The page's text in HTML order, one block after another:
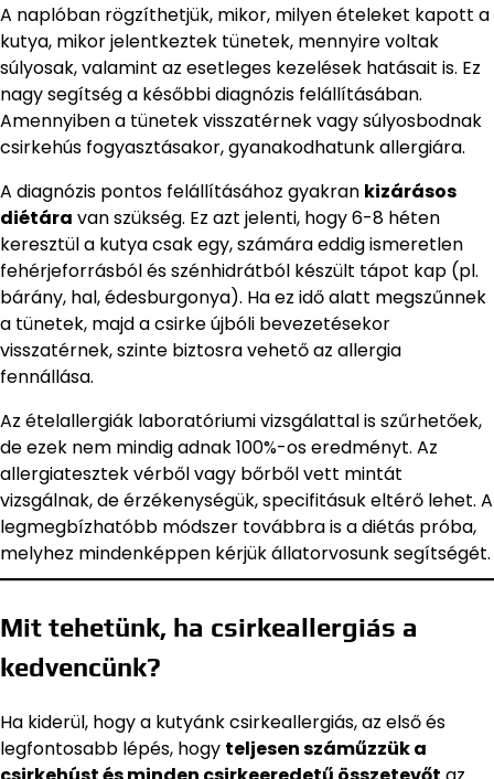
A naplóban rögzíthetjük, mikor, milyen ételeket kapott a
kutya, mikor jelentkeztek tünetek, mennyire voltak
súlyosak, valamint az esetleges kezelések hatásait is. Ez
nagy segítség a későbbi diagnózis felállításában.
Amennyiben a tünetek visszatérnek vagy súlyosbodnak
csirkehús fogyasztásakor, gyanakodhatunk allergiára.
A diagnózis pontos felállításához gyakran kizárásos
diétára van szükség. Ez azt jelenti, hogy 6-8 héten
keresztül a kutya csak egy, számára eddig ismeretlen
fehérjeforrásból és szénhidrátból készült tápot kap (pl.
bárány, hal, édesburgonya). Ha ez idő alatt megszűnnek
a tünetek, majd a csirke újbóli bevezetésekor
visszatérnek, szinte biztosra vehető az allergia
fennállása.
Az ételallergiák laboratóriumi vizsgálattal is szűrhetőek,
de ezek nem mindig adnak 100%-os eredményt. Az
allergiatesztek vérből vagy bőrből vett mintát
vizsgálnak, de érzékenységük, specifitásuk eltérő lehet. A
legmegbízhatóbb módszer továbbra is a diétás próba,
melyhez mindenképpen kérjük állatorvosunk segítségét.
Mit tehetünk, ha csirkeallergiás a
kedvencünk?
Ha kiderül, hogy a kutyánk csirkeallergiás, az első és
legfontosabb lépés, hogy teljesen száműzzük a